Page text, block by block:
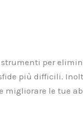
per
più difficili.
migliorare le tue